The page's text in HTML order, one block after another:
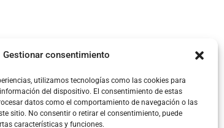
Gestionar consentimiento
utilizamos tecnologías como las cookies para
del dispositivo. El consentimiento de estas
datos como el comportamiento de navegación o las
sitio. No consentir o retirar el consentimiento, puede
características y funciones.